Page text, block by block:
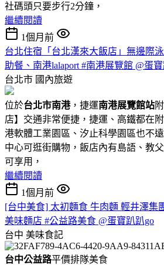
社碼頭只要步行2分鐘，
繼續閱讀
1個月前
台北住宿「台北漢來大飯店」無邊際
助餐、南港lalaport #南港展覽館 @蛋
台北市 國內旅遊
位於台北市南港，捷運南港展覽館站
店】交通非常便捷，捷運、高鐵都在
港軟體工業園區、汐止科學園區也不
中心可逛街購物，飯店內有島語、教
可享用，
繼續閱讀
1個月前
[台中美食] 太初麵食 牛肉麵 輕井澤集
美味麵店 #公益路美食 @蛋寶趴趴go
台中 美味食記
台中公益路平價排隊美食